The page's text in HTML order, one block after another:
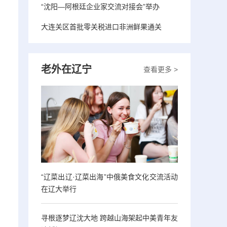
“沈阳—阿根廷企业家交流对接会”举办
大连关区首批零关税进口非洲鲜果通关
查看更多 >
老外在辽宁
“辽菜出辽·辽菜出海”中俄美食文化交流活动
在辽大举行
寻根逐梦辽沈大地 跨越山海架起中美青年友